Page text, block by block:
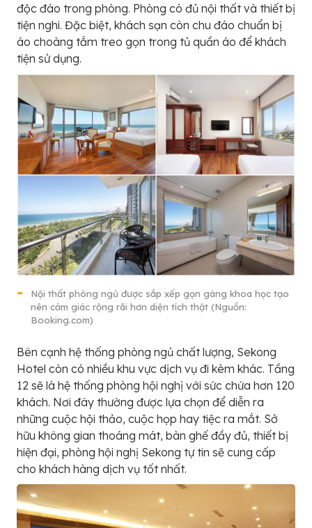
độc đáo trong phòng. Phòng có đủ nội thất và thiết bị
tiện nghi. Đặc biệt, khách sạn còn chu đáo chuẩn bị
áo choàng tắm treo gọn trong tủ quần áo để khách
tiện sử dụng.
Nội thất phòng ngủ được sắp xếp gọn gàng khoa học tạo
nên cảm giác rộng rãi hơn diện tích thật (Nguồn:
Booking.com)
Bên cạnh hệ thống phòng ngủ chất lượng, Sekong
Hotel còn có nhiều khu vực dịch vụ đi kèm khác. Tầng
12 sẽ là hệ thống phòng hội nghị với sức chứa hơn 120
khách. Nơi đây thường được lựa chọn để diễn ra
những cuộc hội thảo, cuộc họp hay tiệc ra mắt. Sở
hữu không gian thoáng mát, bàn ghế đầy đủ, thiết bị
hiện đại, phòng hội nghị Sekong tự tin sẽ cung cấp
cho khách hàng dịch vụ tốt nhất.